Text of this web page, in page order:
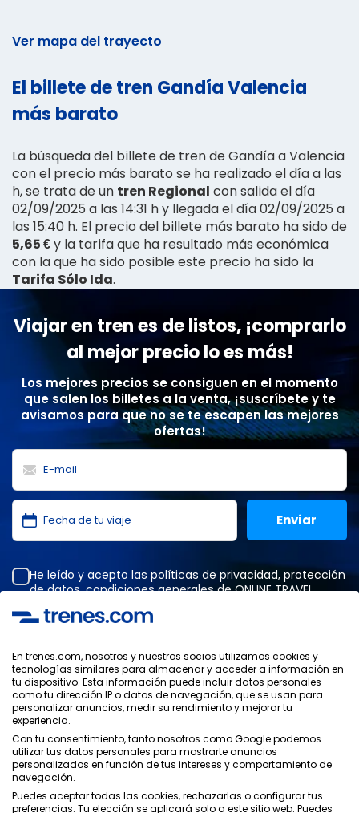
Ver mapa del trayecto
El billete de tren Gandía Valencia
más barato
La búsqueda del billete de tren de Gandía a Valencia
con el precio más barato se ha realizado el día a las
h, se trata de un tren Regional con salida el día
02/09/2025 a las 14:31 h y llegada el día 02/09/2025 a
las 15:40 h. El precio del billete más barato ha sido de
5,65 €y la tarifa que ha resultado más económica
con la que ha sido posible este precio ha sido la
Tarifa Sólo Ida.
Viajar en tren es de listos, ¡comprarlo
al mejor precio lo es más!
Los mejores precios se consiguen en el momento
que salen los billetes a la venta, ¡suscríbete y te
avisamos para que no se te escapen las mejores
ofertas!
He leído y acepto las políticas de privacidad, protección
de datos,condiciones generalesde ONLINE TRAVEL
Política de Privacidad
Condiciones Generales
Política de Cookies
Aviso Legal
En trenes.com, nosotros y nuestros socios utilizamos cookies y
tecnologías similares para almacenar y acceder a información en
tu dispositivo. Esta información puede incluir datos personales
como tu dirección IP o datos de navegación, que se usan para
personalizar anuncios, medir su rendimiento y mejorar tu
experiencia.
Con tu consentimiento, tanto nosotros como Google podemos
utilizar tus datos personales para mostrarte anuncios
personalizados en función de tus intereses y comportamiento de
navegación.
Puedes aceptar todas las cookies, rechazarlas o configurar tus
preferencias. Tu elección se aplicará solo a este sitio web. Puedes